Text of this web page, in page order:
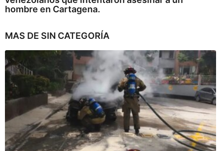
hombre en Cartagena.
MAS DE SIN CATEGORÍA